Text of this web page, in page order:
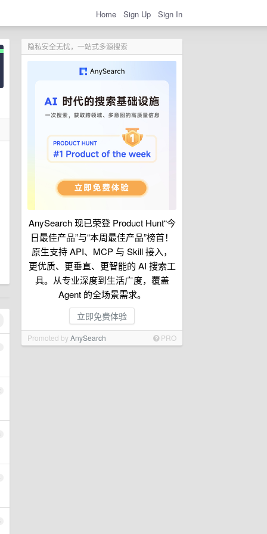
Home Sign Up Sign In
隐私安全无忧，一站式多源搜索
AnySearch 现已荣登 Product Hunt“今
日最佳产品”与“本周最佳产品”榜首！
原生支持 API、MCP 与 Skill 接入，
更优质、更垂直、更智能的 AI 搜索工
具。从专业深度到生活广度，覆盖
Agent 的全场景需求。
立即免费体验
Promoted byAnySearch PRO